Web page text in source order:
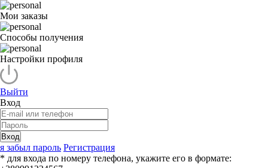
Мои заказы
Способы получения
Настройки профиля
Выйти
Вход
Вход
я забыл пароль Регистрация
* для входа по номеру телефона, укажите его в формате: